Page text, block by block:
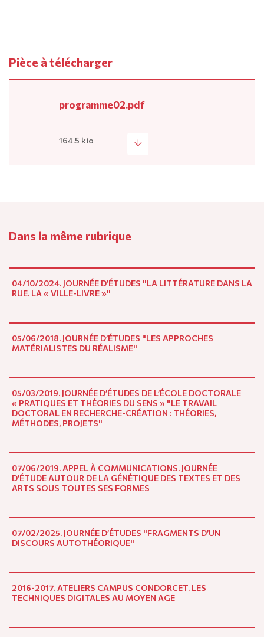
Pièce à télécharger
programme02.pdf
164.5 kio
Dans la même rubrique
04/10/2024. JOURNÉE D’ÉTUDES "LA LITTÉRATURE DANS LA
RUE. LA « VILLE-LIVRE »"
05/06/2018. JOURNÉE D’ÉTUDES "LES APPROCHES
MATÉRIALISTES DU RÉALISME"
05/03/2019. JOURNÉE D’ÉTUDES DE L’ÉCOLE DOCTORALE
« PRATIQUES ET THÉORIES DU SENS » "LE TRAVAIL
DOCTORAL EN RECHERCHE-CRÉATION : THÉORIES,
MÉTHODES, PROJETS"
07/06/2019. APPEL À COMMUNICATIONS. JOURNÉE
D’ÉTUDE AUTOUR DE LA GÉNÉTIQUE DES TEXTES ET DES
ARTS SOUS TOUTES SES FORMES
07/02/2025. JOURNÉE D’ÉTUDES "FRAGMENTS D’UN
DISCOURS AUTOTHÉORIQUE"
2016-2017. ATELIERS CAMPUS CONDORCET. LES
TECHNIQUES DIGITALES AU MOYEN AGE